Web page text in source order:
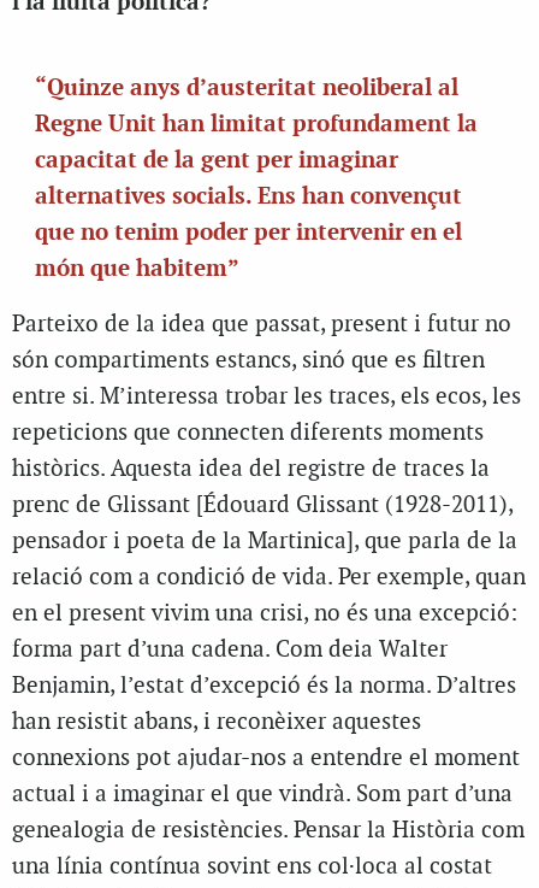
“Quinze anys d’austeritat neoliberal al
Regne Unit han limitat profundament la
capacitat de la gent per imaginar
alternatives socials. Ens han convençut
que no tenim poder per intervenir en el
món que habitem”
Parteixo de la idea que passat, present i futur no
són compartiments estancs, sinó que es filtren
entre si. M’interessa trobar les traces, els ecos, les
repeticions que connecten diferents moments
històrics. Aquesta idea del registre de traces la
prenc de Glissant [Édouard Glissant (1928-2011),
pensador i poeta de la Martinica], que parla de la
relació com a condició de vida. Per exemple, quan
en el present vivim una crisi, no és una excepció:
forma part d’una cadena. Com deia Walter
Benjamin, l’estat d’excepció és la norma. D’altres
han resistit abans, i reconèixer aquestes
connexions pot ajudar-nos a entendre el moment
actual i a imaginar el que vindrà. Som part d’una
genealogia de resistències. Pensar la Història com
una línia contínua sovint ens col·loca al costat